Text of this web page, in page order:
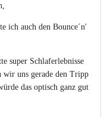
ich auch den Bounce´n'
super Schlaferlebnisse
wir uns gerade den Tripp
das optisch ganz gut